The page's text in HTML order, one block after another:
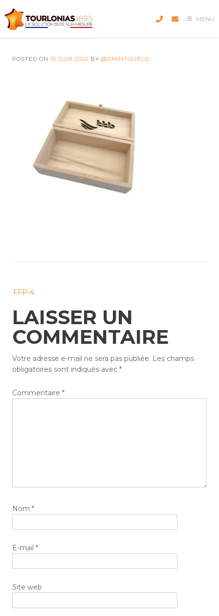
to
content
MENU
POSTED ON 16 JUIN 2022 BY @DMINTOURLO
navigation
FFP-4
LAISSER UN
COMMENTAIRE
Votre adresse e-mail ne sera pas publiée. Les champs
obligatoires sont indiqués avec *
Commentaire *
Nom *
E-mail *
Site web